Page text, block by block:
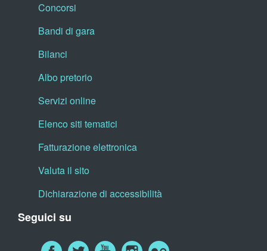
Concorsi
Bandi di gara
Bilanci
Albo pretorio
Servizi online
Elenco siti tematici
Fatturazione elettronica
Valuta il sito
Dichiarazione di accessibilità
Seguici su